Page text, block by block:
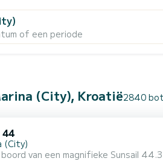
of een periode
(City), Kroatië2840
(City)
een magnifieke Sunsail 44.3 om de regio te ontdekken. Deze zeilboot biedt